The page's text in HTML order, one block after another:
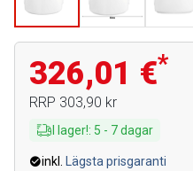
326,01 €*
RRP 303,90 kr
I lager!: 5 - 7dagar
inkl.
Lägsta prisgaranti